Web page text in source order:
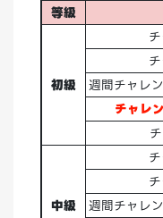
等級
初級
週間チャレ
チャレ
中級
週間チャレ